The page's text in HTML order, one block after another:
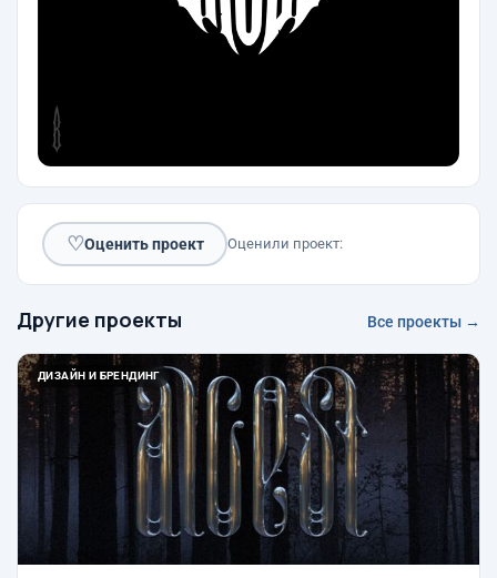
♡Оценить проект Оценили проект:
Другие проекты Все проекты →
ДИЗАЙН И БРЕНДИНГ